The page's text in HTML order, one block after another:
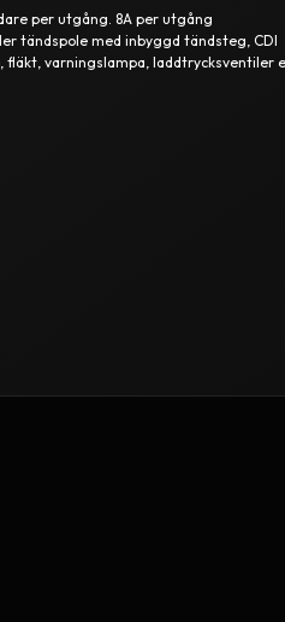
per utgång. 8A per utgång
tändspole med inbyggd tändsteg, CDI
varningslampa, laddtrycksventiler